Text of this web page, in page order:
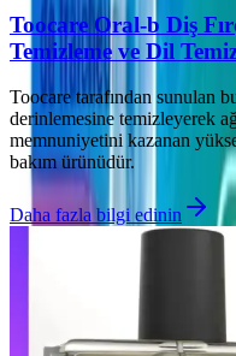
Toocare Oral-b Diş
Temizleme ve Dil
Toocare tarafından sunulan
derinlemesine temizleyerek
memnuniyetini kazanan
bakım ürünüdür.
Daha fazla bilgi edinin